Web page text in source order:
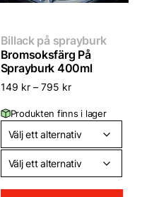
Billack på sprayburk
Bromsoksfärg På
Sprayburk 400ml
149 kr– 795 kr
Produkten finns i lager